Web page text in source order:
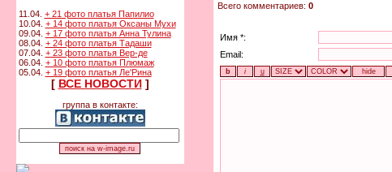
11.04. + 21 фото платья Папилио
10.04. + 14 фото платья Оксаны Мухи
09.04. + 17 фото платья Анна Тулина
08.04. + 24 фото платья Тадаши
07.04. + 23 фото платья Вер-де
06.04. + 10 фото платья Плюмаж
05.04. + 19 фото платья Ле'Рина
[ ВСЕ НОВОСТИ]
группа в контакте:
Всего комментариев: 0
Имя *:
Email: